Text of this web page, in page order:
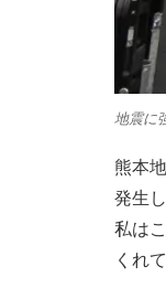
地震に
熊本
発生
私は
くれ